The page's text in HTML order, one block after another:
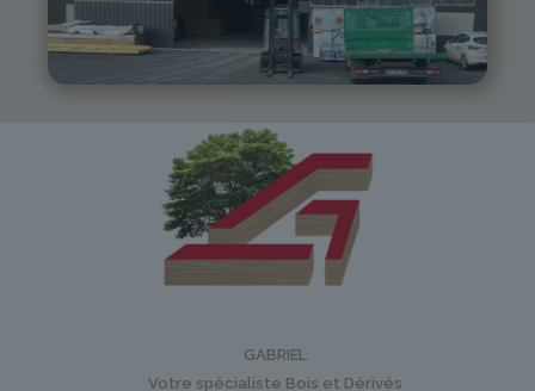
05 81 55 83 89
monistrol@gabriel-sa.fr
GABRIEL
Votre spécialiste Bois et Dérivés